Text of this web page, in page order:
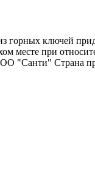
горных ключей
месте при
"Санти" Страна